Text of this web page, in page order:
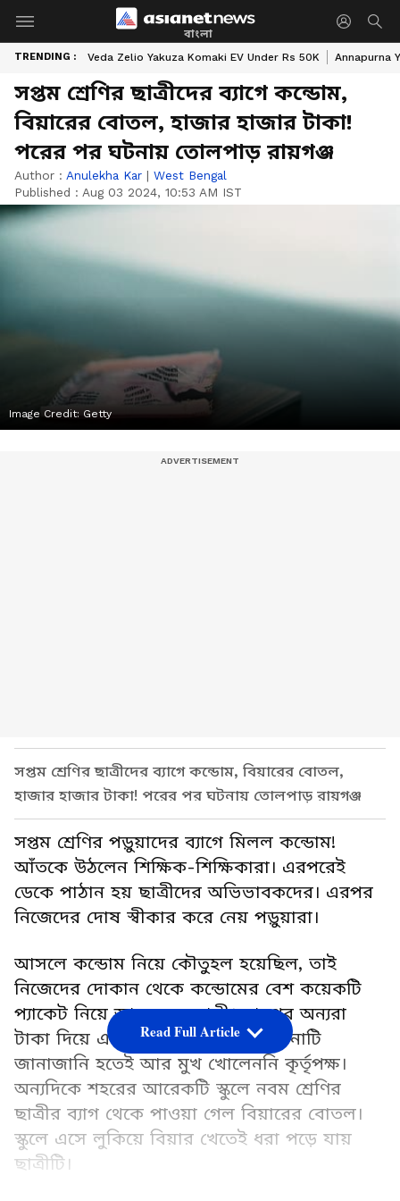
বাংলা
TRENDING : Veda Zelio Yakuza Komaki EV Under Rs 50K Annapurna
সপ্তম শ্রেণির ছাত্রীদের ব্যাগে কন্ডোম,
বিয়ারের বোতল, হাজার হাজার টাকা!
পরের পর ঘটনায় তোলপাড় রায়গঞ্জ
Author : Anulekha Kar | West Bengal
Published : Aug 03 2024, 10:53 AM IST
Image Credit: Getty
সপ্তম শ্রেণির ছাত্রীদের ব্যাগে কন্ডোম, বিয়ারের বোতল,
হাজার হাজার টাকা! পরের পর ঘটনায় তোলপাড় রায়গঞ্জ
সপ্তম শ্রেণির পড়ুয়াদের ব্যাগে মিলল কন্ডোম!
আঁতকে উঠলেন শিক্ষিক-শিক্ষিকারা। এরপরেই
ডেকে পাঠান হয় ছাত্রীদের অভিভাবকদের। এরপর
নিজেদের দোষ স্বীকার করে নেয় পড়ুয়ারা।
আসলে কন্ডোম নিয়ে কৌতুহল হয়েছিল, তাই
নিজেদের দোকান থেকে কন্ডোমের বেশ কয়েকটি
প্যাকেট নিয়ে আসে এক ছাত্রী। তারপর অন্যরা
টাকা দিয়ে একটা করে কিনে নেয়। ঘটনাটি
জানাজানি হতেই আর মুখ খোলেননি কৃর্তৃপক্ষ।
অন্যদিকে শহরের আরেকটি স্কুলে নবম শ্রেণির
ছাত্রীর ব্যাগ থেকে পাওয়া গেল বিয়ারের বোতল।
স্কুলে এসে লুকিয়ে বিয়ার খেতেই ধরা পড়ে যায়
ছাত্রীটি।
Read Full Article